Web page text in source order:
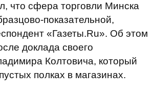
что сфера торговли Минска
показательной,
«Газеты.Ru». Об этом
доклада своего
Колтовича, который
полках в магазинах.